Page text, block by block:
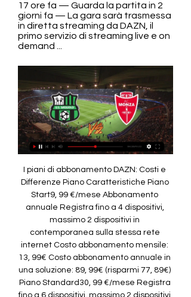
17 ore fa — Guarda la partita in 2
giorni fa — La gara sarà trasmessa
in diretta streaming da DAZN, il
primo servizio di streaming live e on
demand ...
I piani di abbonamento DAZN: Costi e Differenze Piano Caratteristiche Piano Start9, 99 €/mese Abbonamento annuale Registra fino a 4 dispositivi, massimo 2 dispositivi in contemporanea sulla stessa rete internet Costo abbonamento mensile: 13, 99€ Costo abbonamento annuale in una soluzione: 89, 99€ (risparmi 77, 89€) Piano Standard30, 99 €/mese Registra fino a 6 dispositivi, massimo 2 dispositivi in contemporanea sulla stessa rete internet Costo abbonamento mensile: 40, 99€ Costo abbonamento annuale in una soluzione: 299€ (risparmi 192, 88€) Piano Plus45, 99 €/mese Registra fino a 7 dispositivi, massimo 2 dispositivi in contemporanea su reti internet diverse Costo abbonamento mensile: 55, 99€ Costo abbonamento annuale in una soluzione: 449€ (risparmi 222, 88€) Vai su Dazn. 

Sassuolo v AC Monza Pronostici, Risultati in Diretta e Live Streaming + QuoteGuarda Torino vs. Verona Ti chiedi dove guardare la partita? Non cercare più! 1 Registrati qui 2 Accedi e guarda! Registrati e guarda * Per guardare, devi avere un account con soldi o una scommessa piazzata nelle ultime 24 ore! * Per guardare, devi avere un account con soldi o una scommessa piazzata nelle ultime 24 ore! Città Reggio Emilia, Italy Tempo 25° Statistiche della Partita Nelle ultime 5 partite con Sassuolo Calcio che giocava in casa, Sassuolo Calcio ha vinto 2 volte, pareggiandone 1, mentre AC Monza ne ha vinte 2. Durante gli ultimi 9 incontri, Sassuolo Calcio ha vinto 4 volte, ci sono stati invece 3 pareggi, mentre AC Monza ha vinto 2 volte. 

Roja Calcio - Calcio Streaming, Roja calcio in diretta, Guarda Sport in diretta, notizie e altro su RojaCalcioDopo il pareggio in trasferta con la Real Sociedad, l’Inter ospita il Benfica per il secondo turno di Champions League …. Come previsto Juan Cuadrado si è riaggragato al gruppo nell’allenamento di rifinitura della vigilia di Inter-Benfica. Il colombiano sarà dunque …. Romelu Lukaku ha commentato la vittoria della Roma contro il Frosinone ai canali ufficiali del club giallorosso: “Vincere è stato …. “Lautaro è un attaccante di classe mondiale, lo dimostra anno dopo anno e lo dimostrerà ancora. 

Sassuolo Monza in streaming gratis? Come seguire la sfida in diretta La partita Sassuolo-Monza non sarà disponibile gratuitamente in Italia, come le altre del campionato di Serie A. La gara sarà trasmessa in diretta streaming da DAZN, il primo servizio di streaming live e on demand interamente dedicato allo sport (CLICCA QUI PER ABBONARTI). Il match sarà visibile anche in diretta su Sky e in streaming su NOW. Sassuolo Monza in streaming gratis? Su DAZN anche Serie A e il grande calcio internazionale Abbonarsi a DAZN per un mese per seguire la partita Sassuolo-Monza (CLICCA QUI) è conveniente considerando che nel costo non è compresa solo la singola gara ma un intero mese di visione sulla piattaforma. 

Nello specifico, su DAZN, 7 partite a settimana sono trasmesse in esclusiva e 3 partite a settimana in co-esclusiva con Sky. Per vedere la Serie A è possibile scegliere tra due modalità di abbonamento DAZN: il Piano Standard e il Piano Plus, che differiscono nel prezzo e nel numero di dispositivi che si possono collegare contemporaneamente durante le partite. Di seguito il dettaglio. 

Sassuolo-Monza, le formazioni ufficiali (Getty Images) Sassuolo-Monza: dove vederla in TV La diretta TV di Sassuolo-Monza dal Mapei Stadium di Reggio Emilia inizierà alle ore 20. 45. Sassuolo-Monza verrà trasmessa in diretta su DAZN. Servirà scaricare l'app su smart tv compatibile, oppure su console di gioco come Xbox e PlayStation. In alternativa si può ricorrere a dispositivi come Amazon Fire TV Stick, Google Chromecast e TIMVISION Box. Il match sarà visibile anche su Sky ai canali Sky Sport 4K (213 del satellite) e 251. Sarà possibile seguire il match in streaming sia su DAZN, per gli abbonati, che su Sky Go (per i clienti Sky). Sarà necessario scaricare le rispettive app su smartphone o tablet, oppure collegarsi ai portali di riferimento tramite pc o notebook. 

(Sport@) DIRETTA Sassuolo Calcio vs Monza gratis 2 ottobre 2 15 ore fa — Qui è possibile ascoltare la partita di Serie A Sassuolo Calcio vs. AC Monza in diretta radiofonica. Sia attraverso il livestream della ...

Sassuolo - Monza in Diretta Streaming Sassuolo - Monza. Lunedì inedito con tre partite da giocare. Si parte al Mapei con il match tra il Sassuolo di Dionisi e il Monza di Palladino, due filosofie ...

Live Sassuolo - Monza - Serie A: Punteggi & Highlights Calcio Eurosport è la vostra fonte per gli ultimi aggiornamenti sulle partite di Serie A. Ecco cosa è successo in Sassuolo - Monza, con tutte le statistiche e le ...

Sassuolo Monza in streaming gratis? Guarda la partita in diretta | Calcio e FinanzaSe hai cliccato su questo articolo stai cercando un modo di vedere Sassuolo Monza in streaming gratis. Il match è in programma venerdì 19 maggio 2023, alle ore 20. 45. I neroverdi ospitano la formazione di Raffaele Palladino che nella scorsa giornata ha battuto i campioni di Italia del Napoli per 2-0 fra le mura amiche. 

DOVE GUARDARE IN TV SASSUOLO - MONZA IN ITALIA E 5 ore fa — Di seguito la lista dei broadcaster che trasmetteranno in diretta il match valevole per la 7° giornata di SERIE A TIM con calcio di inizio 2 ...

Sassuolo vs Monza LIVE 2. 10. 2023 | Calcio Segui Sassuolo vs Monza 2. 10. 2023 live - livescore, statistiche H2H, ultimi risultati e altre informazioni su Diretta.it.

Con 40 partecipazioni, la società lombarda è una delle squadre ad aver preso parte più volte alla Serie B e, nel corso della sua storia, ha sempre partecipato ai campionati dilettantistici e professionistici inferiori alla massima serie. La svolta arriva nel 2018, quando il club viene acquistato da Silvio Berlusconi che, con l'ausilio di Adriano Galliani, ha riportato il Monza prima in Serie B, raggiungendo i play-off l'anno successivo e poi ottenendo la storica qualificazione in Serie A nella stagione 2021/2022. Quella dello scorso anno, infatti, era la prima partecipazione della squadra al massimo campionato italiano. 

Monza-Sassuolo: dove vederla in diretta tv e streaming - dove-vederla⚽️ Monza-Sassuolo🏆 19ª giornata Serie A 2022/23📆 Domenica 22 gennaio🕘 15:00📺 Dazn🏟️ U-Power Stadium Nel 19° turno di Serie A il Monza ospita il Sassuolo, in uno scontro diretto per rimanere a distanza di sicurezza dalla zona bassa della classifica. Il Monza dopo un avvio difficile ha cominciato a trovare una discreta continuità, mentre sembrerebbe continuare l’involuzione del Sassuolo, una squadra pressoché irriconoscibile rispetto allo scorso anno. 

In particolare, la Serie A fa parte del Pass Sport, disponibile in diverse offerte. Le offerte Sport di Now NOME CARATTERISTICHE Sport14, 99 €/mese In offerta per nuovi clienti a 9, 99€ con vincolo di 12 mesi Formula 1, MotoGP, Champions League, Serie A, Serie B, Serie C, Tennis, Basket e molto altro. Nessuna visione contemporanea, audio stereo, pubblicità anche on demand. Sport + Premium19, 99 €/mese In offerta per nuovi clienti a 15, 99€ con vincolo di 12 mesi Formula 1, MotoGP, Champions League, Serie A, Serie B, Serie C, Tennis, Basket e molto altro. 2 schermi in contemporanea, on demand senza pubblicità, audio Dolby Digital 5. 

(FLUSSO!!) Diretta Sassuolo Calcio Monza in streaming 2 otto 15 ore fa — 2 ore fa — Il match sarà visibile anche in diretta su Sky e in streaming su NOW. Sassuolo Monza in streaming gratis?

AC Monza 7 ore fa — Live su #DAZN @acqualete #ACMonza #Matchday · Adolfo Ognibene and 11 others Zufferli arbitra Sassuolo-Monza - Associazione Calcio Monza S.p.A.. Zufferli ...

Sassuolo Calcio vs Monza 2 ottobre 2023 guarda online 9 ore fa — Guarda la trasmissione in diretta online della partita Sassuolo Calcio vs Monza Calcio 2 ottobre 2023 16:30 gratis su Scores24.live!

Di seguito puoi vedere lo storico degli scontri H2H tra le squadre Sassuolo Calcio vs Monza. Per scoprire il favorito di questa attesissima partita ti presentiamo i dati delle partite precedenti, grazie al lavoro di analisi dei nostri esperti ti aiuteremo ad inquadrare meglio la situazione attuale e determinare il vincitore più probabile. 

Archiviata la conferma in Serie A, il Monza è riuscito a metter su una squadra molto competitiva per il campionato: sono arrivasti acquisti mirati che vanno a rinforzare l'organico di una rosa già di per sé competitiva. Ad allenare il Monza nella stagione 2023-24 ci sarà Raffaele Palladino, che siederà sulla panchina biancorossa anche quest'anno dopo i buoni risultati raggiunti nell'ultimo anno. La formazione "tipo" del Monza nel 2023/2024 Monza Di Gregorio Izzo Pablo Marì D'Ambrosio Ciurria Gagliardini Pessina Birindelli Colpani Caprari Mota Schema: 3 4 2 1 Allenatore: Palladino Per vedere tutte le partite di Serie A della stagione in corso è necessario avere un abbonamento DAZN: la piattaforma streaming infatti detiene i diritti tv per il triennio 2021-2024. 

[ABITARE*] Oggi Sassuolo Calcio Monza diretta gratis 2 ottob 17 ore fa — Monza Sassuolo in streaming gratis? Guarda la partita in 20 gen 2023 — La gara sarà trasmessa in diretta streaming da DAZN, il primo servizio di ...

[Flusso@@] Oggi Sassuolo - Monza diretta gratis 2 ottobre 17 ore fa — [Flusso@@] Oggi Sassuolo - Monza diretta gratis 2 ottobre 2023 18 ore fa — 22 gen 2022 — Genoa-Udinese streaming gratis: dove vedere la ...

US Sassuolo - AC Monza in diretta - Calcio Data:10/2/2023, 9:30 AM GMT-7. Luogo dell'incontro: Mapei Stadium – Città del Tricolore. Disciplina: Calcio. Tipo di campionato/torneo: ...

1. Vai su Nowtv. it Nella stagione 2023-2024 il Monza partecipa anche alla coppa nazionale: la Coppa Italia. Per vedere le partite di Coppa Italia non è necessario alcun abbonamento alle piattaforme pay-tv, in quanto per questo triennio i diritti della competizione nazionale sono stati acquisiti da Mediaset, che trasmette le gare in diretta su Canale 5, Italia 1 e Canale 20. Il Monza non ha mai vinto la Coppa Italia, ma per bene tre volte ha alzato la Coppa It